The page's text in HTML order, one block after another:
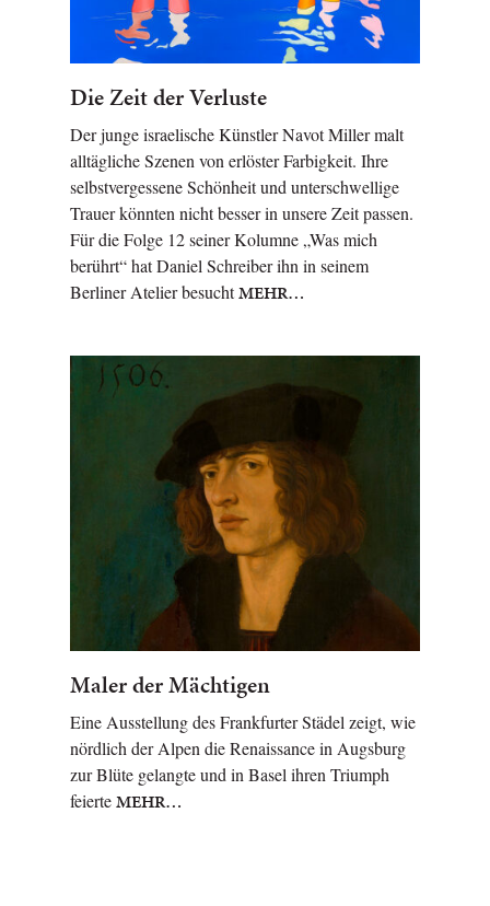
Die Zeit der Verluste
Der junge israelische Künstler Navot Miller malt
alltägliche Szenen von erlöster Farbigkeit. Ihre
selbstvergessene Schönheit und unterschwellige
Trauer könnten nicht besser in unsere Zeit passen.
Für die Folge 12 seiner Kolumne „Was mich
berührt“ hat Daniel Schreiber ihn in seinem
Berliner Atelier besuchtMEHR…
Maler der Mächtigen
Eine Ausstellung des Frankfurter Städel zeigt, wie
nördlich der Alpen die Renaissance in Augsburg
zur Blüte gelangte und in Basel ihren Triumph
feierteMEHR…